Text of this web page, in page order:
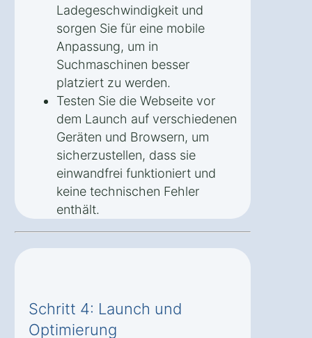
Ladegeschwindigkeit und
sorgen Sie für eine mobile
Anpassung, um in
Suchmaschinen besser
platziert zu werden.
Testen Sie die Webseite vor
dem Launch auf verschiedenen
Geräten und Browsern, um
sicherzustellen, dass sie
einwandfrei funktioniert und
keine technischen Fehler
enthält.
Schritt 4: Launch und
Optimierung